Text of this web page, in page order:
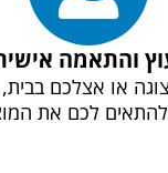
והתאמה
או אצלכם
להתאים לכם את